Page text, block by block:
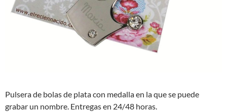
Pulsera de bolas de plata con medalla en la que se puede
grabar un nombre. Entregas en 24/48 horas.